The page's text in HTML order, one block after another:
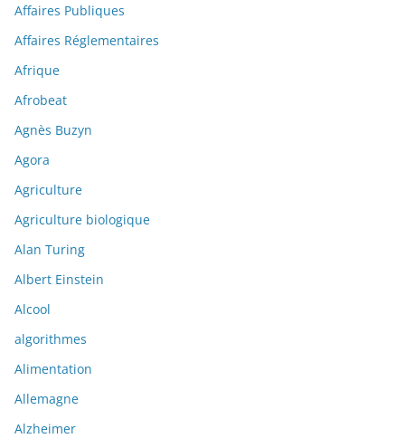
Affaires Publiques
Affaires Réglementaires
Afrique
Afrobeat
Agnès Buzyn
Agora
Agriculture
Agriculture biologique
Alan Turing
Albert Einstein
Alcool
algorithmes
Alimentation
Allemagne
Alzheimer